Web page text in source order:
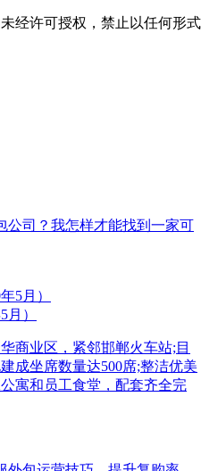
经许可授权，禁止以任何形式
公司？我怎样才能找到一家可
）
商业区，紧邻邯郸火车站;目
成坐席数量达500席;整洁优美
寓和员工食堂，配套齐全完